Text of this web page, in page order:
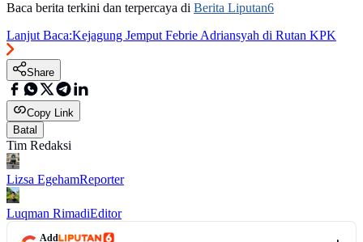
Baca berita terkini dan terpercaya di Berita Liputan6
Lanjut Baca:Kejagung Jemput Febrie Adriansyah di Rutan KPK
Share
Copy Link
Batal
Tim Redaksi
Lizsa EgehamReporter
Luqman RimadiEditor
Add